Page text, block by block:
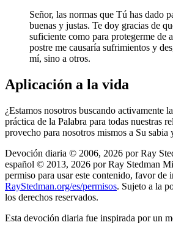
Señor, las normas que Tú has dado
buenas y justas. Te doy gracias de
suficiente como para protegerme de
postre me causaría sufrimientos y
mí, sino a otros.
Aplicación a la vida
¿Estamos nosotros buscando activamente
práctica de la Palabra para todas nuestras
provecho para nosotros mismos a Su sabia
Devoción diaria © 2006, 2026 por Ray
español © 2013, 2026 por Ray Stedman
permiso para usar este contenido, favor de
RayStedman.org/es/permisos. Sujeto a la
los derechos reservados.
Esta devoción diaria fue inspirada por un